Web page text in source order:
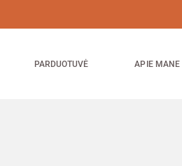
PARDUOTUVĖ APIE MANE